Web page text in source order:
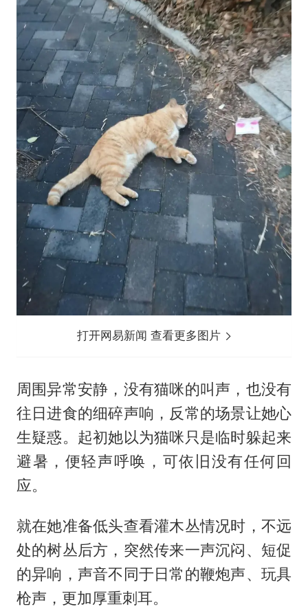
打开网易新闻 查看更多图片
周围异常安静，没有猫咪的叫声，也没有
往日进食的细碎声响，反常的场景让她心
生疑惑。起初她以为猫咪只是临时躲起来
避暑，便轻声呼唤，可依旧没有任何回
应。
就在她准备低头查看灌木丛情况时，不远
处的树丛后方，突然传来一声沉闷、短促
的异响，声音不同于日常的鞭炮声、玩具
枪声，更加厚重刺耳。